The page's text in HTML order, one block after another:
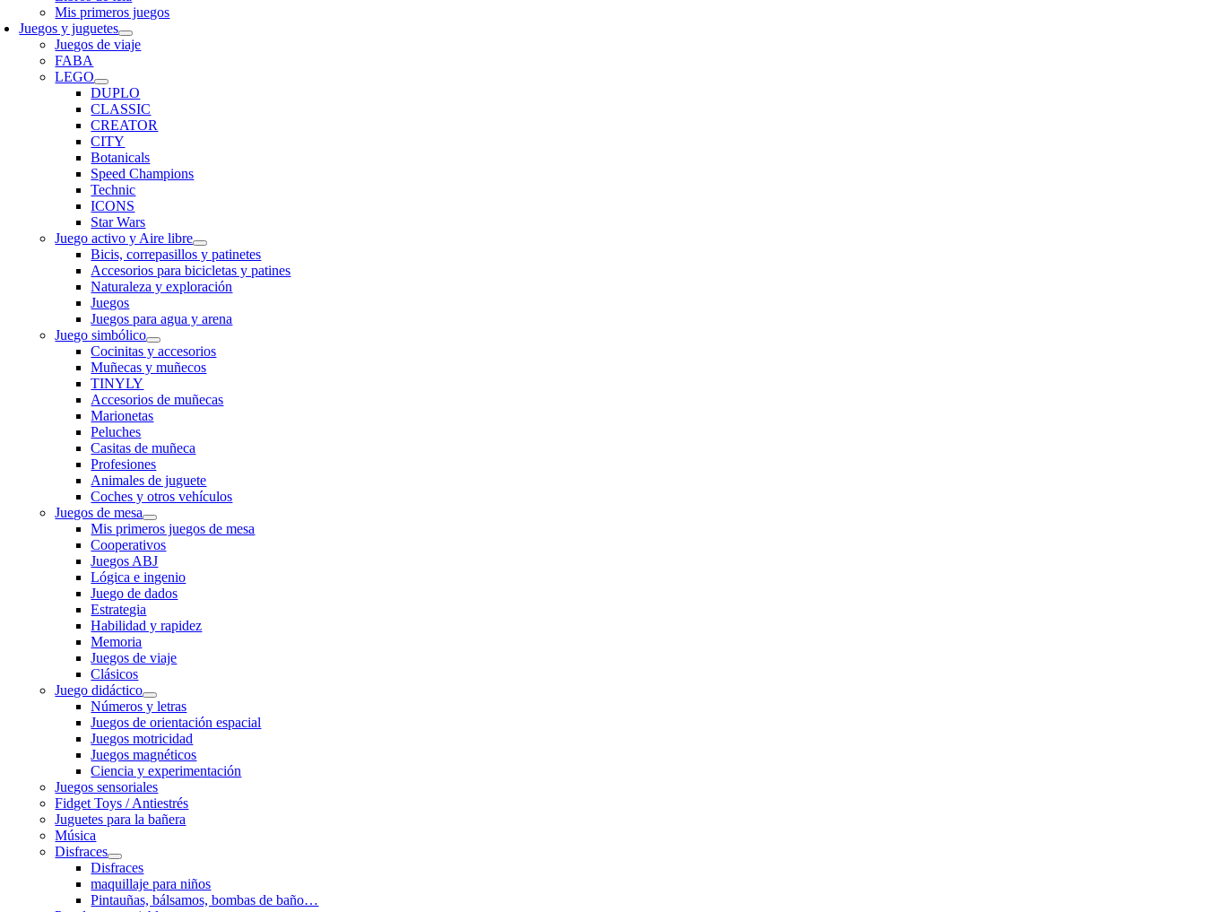
Mis primeros juegos
Juegos y juguetes
Juegos de viaje
FABA
LEGO
DUPLO
CLASSIC
CREATOR
CITY
Botanicals
Speed Champions
Technic
ICONS
Star Wars
Juego activo y Aire libre
Bicis, correpasillos y patinetes
Accesorios para bicicletas y patines
Naturaleza y exploración
Juegos
Juegos para agua y arena
Juego simbólico
Cocinitas y accesorios
Muñecas y muñecos
TINYLY
Accesorios de muñecas
Marionetas
Peluches
Casitas de muñeca
Profesiones
Animales de juguete
Coches y otros vehículos
Juegos de mesa
Mis primeros juegos de mesa
Cooperativos
Juegos ABJ
Lógica e ingenio
Juego de dados
Estrategia
Habilidad y rapidez
Memoria
Juegos de viaje
Clásicos
Juego didáctico
Números y letras
Juegos de orientación espacial
Juegos motricidad
Juegos magnéticos
Ciencia y experimentación
Juegos sensoriales
Fidget Toys / Antiestrés
Juguetes para la bañera
Música
Disfraces
Disfraces
maquillaje para niños
Pintauñas, bálsamos, bombas de baño…